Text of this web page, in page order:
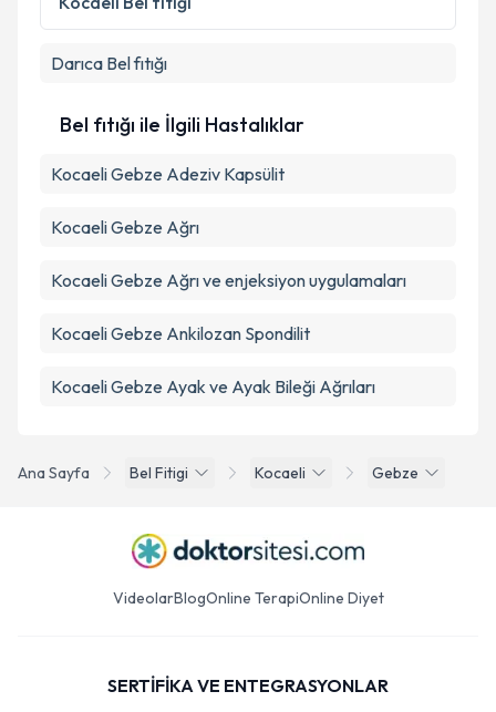
Ana Sayfa Bel Fitigi Kocaeli Gebze
Darıca Bel fıtığı
Bel fıtığı ile İlgili Hastalıklar
Kocaeli Gebze Adeziv Kapsülit
Kocaeli Gebze Ağrı
Kocaeli Gebze Ağrı ve enjeksiyon uygulamaları
Kocaeli Gebze Ankilozan Spondilit
Kocaeli Gebze Ayak ve Ayak Bileği Ağrıları
VideolarBlogOnline TerapiOnline Diyet
SERTİFİKA VE ENTEGRASYONLAR